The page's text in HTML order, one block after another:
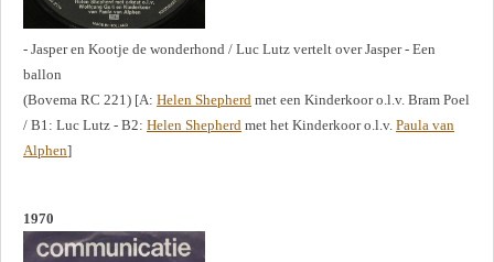
- Jasper en Kootje de wonderhond / Luc Lutz vertelt over Jasper - Een
ballon
(Bovema RC 221) [A: Helen Shepherd met een Kinderkoor o.l.v. Bram Poel
/ B1: Luc Lutz - B2: Helen Shepherd met het Kinderkoor o.l.v. Paula van
Alphen]
1970